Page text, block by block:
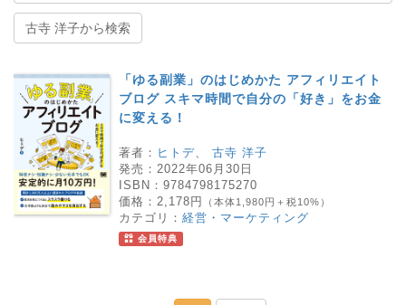
古寺 洋子から検索
「ゆる副業」のはじめかた アフィリエイト
ブログ スキマ時間で自分の「好き」をお金
に変える！
著者： ヒトデ
古寺 洋子
発売： 2022年06月30日
ISBN： 9784798175270
価格： 2,178円 （本体1,980円＋税10%）
カテゴリ： 経営・マーケティング
会員特典